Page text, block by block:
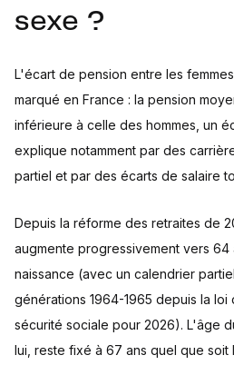
sexe ?
L'écart de pension entre les
marqué en France : la pension
inférieure à celle des hommes, un
explique notamment par des
partiel et par des écarts de salaire
Depuis la réforme des retraites de
augmente progressivement vers
naissance (avec un calendrier
générations 1964-1965 depuis la loi
sécurité sociale pour 2026). L'âge
lui, reste fixé à 67 ans quel que soit